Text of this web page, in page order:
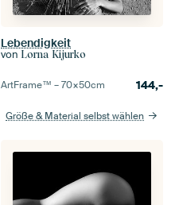
Lebendigkeit
von Lorna Kijurko
ArtFrame™ –70×50cm 144,-
Größe & Material selbst wählen